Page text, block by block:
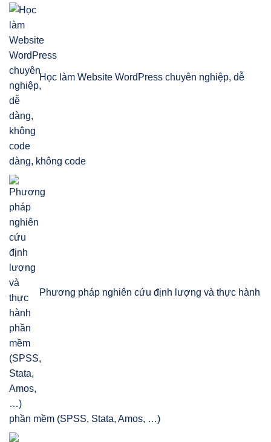
Học làm Website WordPress chuyên nghiệp, dễ
dàng, không code
Phương pháp nghiên cứu định lượng và thực hành
phần mềm (SPSS, Stata, Amos, …)